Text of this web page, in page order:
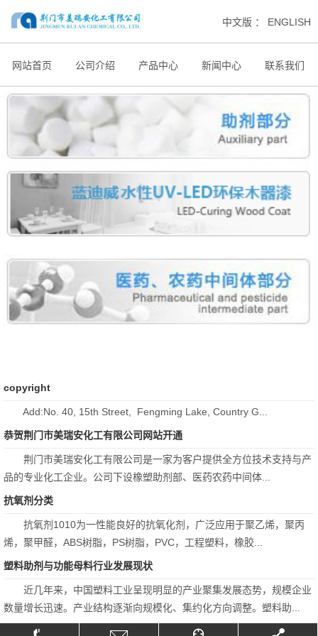
中文版 ： ENGLISH
网站首页 公司介绍 产品中心 新闻中心 联系我们
copyright
Add:No. 40, 15th Street, Fengming Lake, Country G...
恭贺荆门市美瑞安化工有限公司网站开通
荆门市美瑞安化工有限公司是一家为客户提供全方位技术支持与产
品的专业化工企业。公司下设橡塑助剂部、医药农药中间体...
抗氧剂分类
抗氧剂1010为一性能良好的抗氧化剂，广泛应用于聚乙烯，聚丙
烯，聚甲醛，ABS树脂，PS树脂，PVC，工程塑料，橡胶...
塑料助剂与功能母料行业发展现状
近几年来，中国塑料工业呈现明显的产业聚集发展态势，规模企业
数量增长迅速。产业结构逐渐向规模化、集约化方向调整。塑料助...